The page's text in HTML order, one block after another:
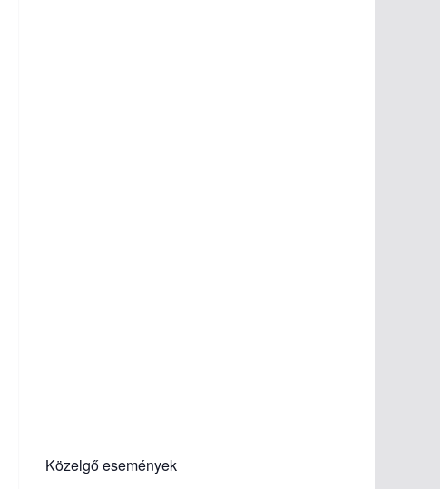
Közelgő események